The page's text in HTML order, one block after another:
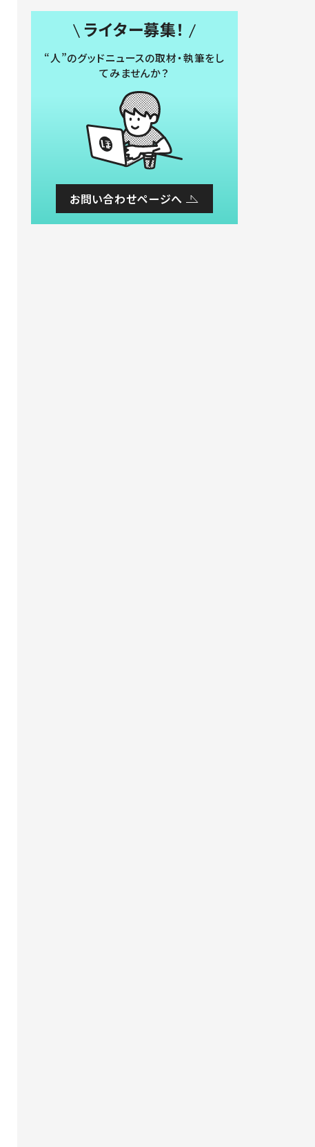
ライター募集！
“人”のグッドニュースの取材・執筆をし
てみませんか？
お問い合わせページへ